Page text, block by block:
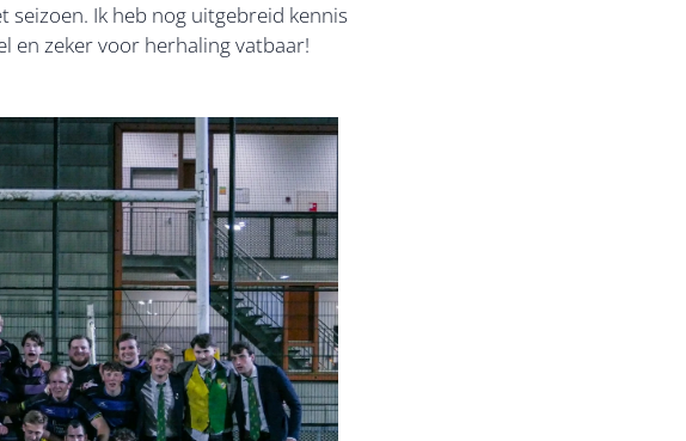
seizoen. Ik heb nog uitgebreid kennis
en zeker voor herhaling vatbaar!